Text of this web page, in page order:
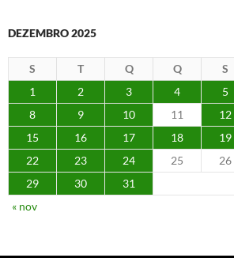
DEZEMBRO 2025
S T Q Q S
1
2 3 4 5
8
9 10 11 12
15
16 17 18 19
22
23 24 25 26
29
30
31
« nov